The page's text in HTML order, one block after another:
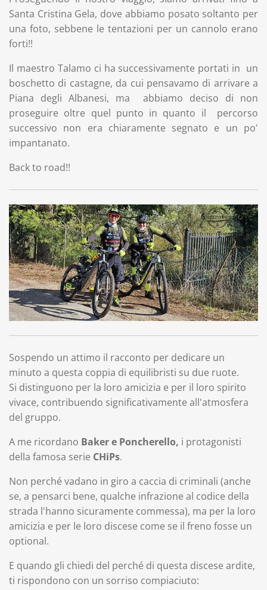
Santa Cristina Gela, dove abbiamo posato soltanto per
una foto, sebbene le tentazioni per un cannolo erano
forti!!
Il maestro Talamo ci ha successivamente portati in un
boschetto di castagne, da cui pensavamo di arrivare a
Piana degli Albanesi, ma abbiamo deciso di non
proseguire oltre quel punto in quanto il percorso
successivo non era chiaramente segnato e un po'
impantanato.
Back to road!!
Sospendo un attimo il racconto per dedicare un
minuto a questa coppia di equilibristi su due ruote.
Si distinguono per la loro amicizia e per il loro spirito
vivace, contribuendo significativamente all'atmosfera
del gruppo.
A me ricordano Baker e Poncherello, i protagonisti
della famosa serie CHiPs.
Non perché vadano in giro a caccia di criminali (anche
se, a pensarci bene, qualche infrazione al codice della
strada l'hanno sicuramente commessa), ma per la loro
amicizia e per le loro discese come se il freno fosse un
optional.
E quando gli chiedi del perché di questa discese ardite,
ti rispondono con un sorriso compiaciuto: